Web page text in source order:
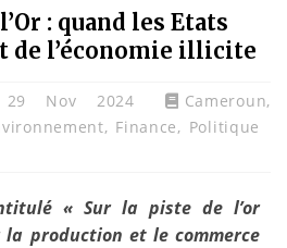
: quand les Etats
de l’économie illicite
Nov 2024 Cameroun,
, Finance, Politique
« Sur la piste de l’or
production et le commerce